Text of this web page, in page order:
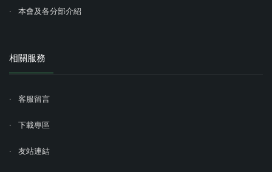
本會及各分部介紹
相關服務
客服留言
下載專區
友站連結